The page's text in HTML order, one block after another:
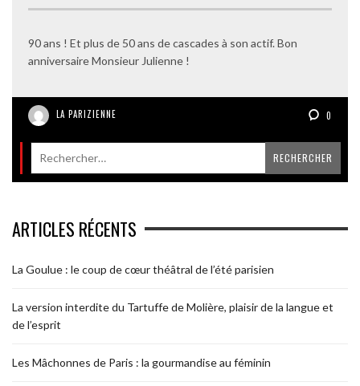
90 ans ! Et plus de 50 ans de cascades à son actif. Bon
anniversaire Monsieur Julienne !
LA PARIZIENNE 0
ARTICLES RÉCENTS
La Goulue : le coup de cœur théâtral de l’été parisien
La version interdite du Tartuffe de Molière, plaisir de la langue et
de l’esprit
Les Mâchonnes de Paris : la gourmandise au féminin